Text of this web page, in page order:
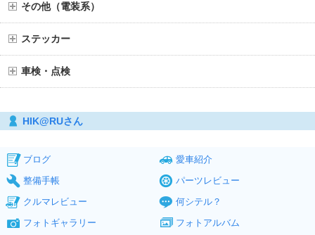
その他（電装系）
ステッカー
車検・点検
HIK@RUさん
ブログ
愛車紹介
整備手帳
パーツレビュー
クルマレビュー
何シテル？
フォトギャラリー
フォトアルバム